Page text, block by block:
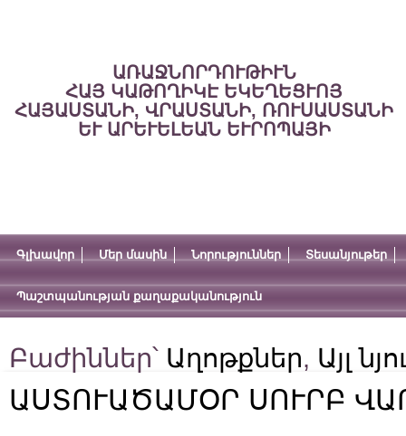
ԱՌԱՋՆՈՐԴՈՒԹԻՒՆ
ՀԱՅ ԿԱԹՈՂԻԿԷ ԵԿԵՂԵՑՒՈՅ
ՀԱՅԱՍՏԱՆԻ, ՎՐԱՍՏԱՆԻ, ՌՈՒՍԱՍՏԱՆԻ
ԵՒ ԱՐԵՒԵԼԵԱՆ ԵՒՐՈՊԱՅԻ
Գլխավոր Մեր մասին Նորություններ Տեսանյութեր
Պաշտպանության քաղաքականություն
Բաժիններ՝ Աղոթքներ, Այլ
ԱՍՏՈՒԱԾԱՄՕՐ ՍՈՒՐԲ